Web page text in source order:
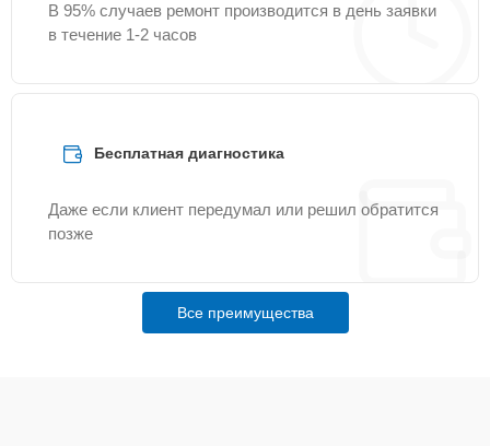
В 95% случаев ремонт производится в день заявки
в течение 1-2 часов
Бесплатная диагностика
Даже если клиент передумал или решил обратится
позже
Все преимущества